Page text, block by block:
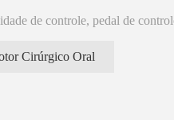
de controle, pedal de
procedimentos cirúrgicos por
Cirúrgico Oral